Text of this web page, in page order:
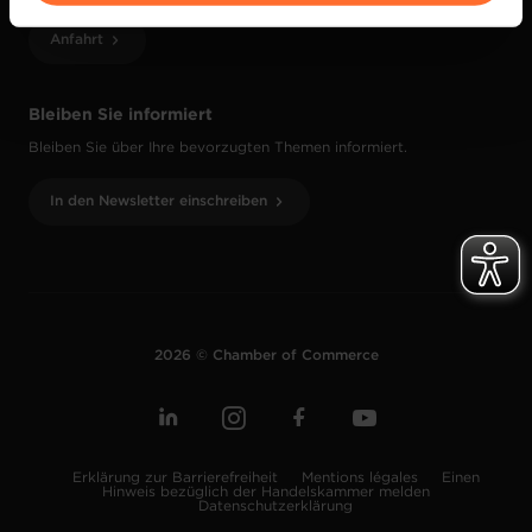
vos données personnelles, vous pouvez consulter notre
Charte d’usage des cookies
Bleiben Sie informiert
Bleiben Sie über Ihre bevorzugten Themen informiert.
In den Newsletter einschreiben
Anfahrt
2026 © Chamber of Commerce
Erklärung zur Barrierefreiheit Mentions légales
Einen
Hinweis bezüglich der Handelskammer melden
Datenschutzerklärung